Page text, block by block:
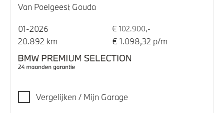
Van Poelgeest Gouda
01-2026 € 102.900,-
20.892 km € 1.098,32 p/m
Vergelijken / Mijn Garage